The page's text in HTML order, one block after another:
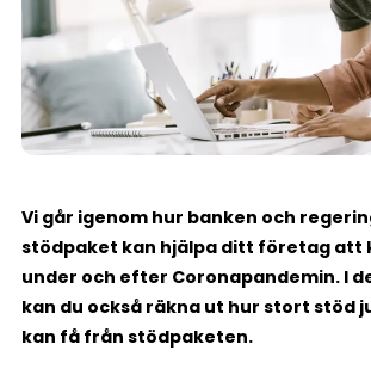
Vi går igenom hur banken och
stödpaket kan hjälpa ditt företag att
under och efter Coronapandemin. I
kan du också räkna ut hur stort stöd
kan få från stödpaketen.